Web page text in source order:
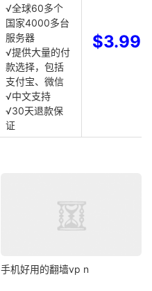
√全球60多个
国家4000多台
服务器
√提供大量的付
款选择，包括
支付宝、微信
√中文支持
√30天退款保
证
$3.99
手机好用的翻墙vp n